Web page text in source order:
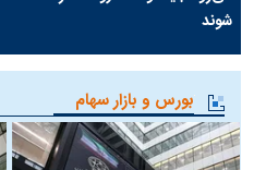
شوند
بورس و بازار سهام